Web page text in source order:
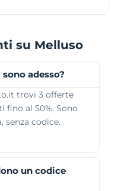
su Melluso
adesso?
trovi 3 offerte
fino al 50%. Sono
senza codice.
un codice